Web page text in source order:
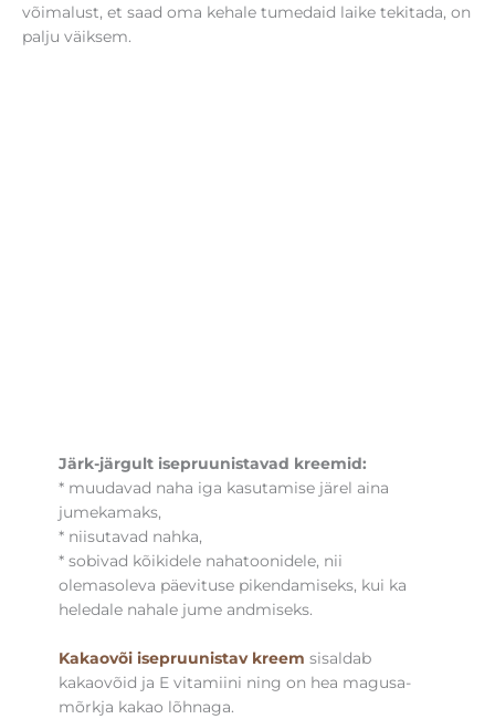
võimalust, et saad oma kehale tumedaid laike tekitada, on
palju väiksem.
Järk-järgult isepruunistavad kreemid:
* muudavad naha iga kasutamise järel aina
jumekamaks,
* niisutavad nahka,
* sobivad kõikidele nahatoonidele, nii
olemasoleva päevituse pikendamiseks, kui ka
heledale nahale jume andmiseks.
Kakaovõi isepruunistav kreem sisaldab
kakaovõid ja E vitamiini ning on hea magusa-
mõrkja kakao lõhnaga.